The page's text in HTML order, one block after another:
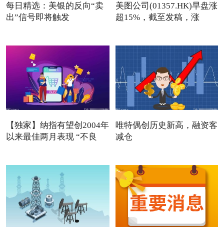
每日精选：美银的反向“卖
出”信号即将触发
美图公司(01357.HK)早盘涨
超15%，截至发稿，涨
【独家】纳指有望创2004年
以来最佳两月表现 “不良
唯特偶创历史新高，融资客
减仓